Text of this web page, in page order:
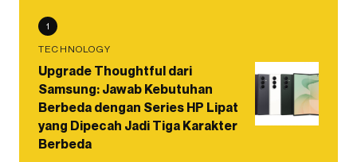
1
TECHNOLOGY
Upgrade Thoughtful dari
Samsung: Jawab Kebutuhan
Berbeda dengan Series HP Lipat
yang Dipecah Jadi Tiga Karakter
Berbeda